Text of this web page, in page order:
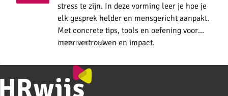
stress te zijn. In deze vorming leer je hoe je
elk gesprek helder en mensgericht aanpakt.
Met concrete tips, tools en oefening voor
meer vertrouwen en impact.
Lees meer